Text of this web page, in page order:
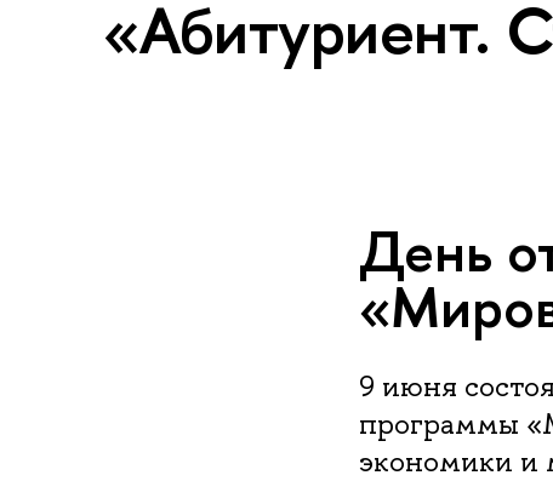
«Абитуриент.
День
9 июня
программы
экономики